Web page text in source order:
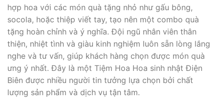
hợp hoa với các món quà tặng nhỏ như gấu bông,
socola, hoặc thiệp viết tay, tạo nên một combo quà
tặng hoàn chỉnh và ý nghĩa. Đội ngũ nhân viên thân
thiện, nhiệt tình và giàu kinh nghiệm luôn sẵn lòng lắng
nghe và tư vấn, giúp khách hàng chọn được món quà
ưng ý nhất. Đây là một Tiệm Hoa Hoa sinh nhật Điện
Biên được nhiều người tin tưởng lựa chọn bởi chất
lượng sản phẩm và dịch vụ tận tâm.